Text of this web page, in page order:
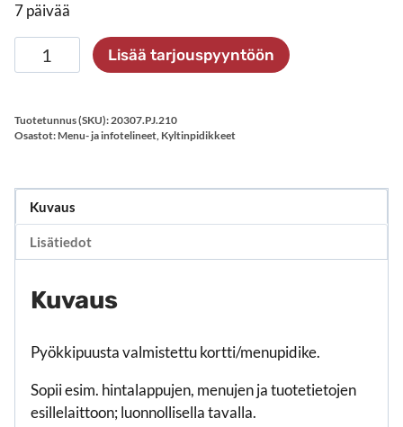
7 päivää
Puinen
korttipidike,
määrä
Lisää tarjouspyyntöön
Tuotetunnus (SKU):20307.PJ.210
Osastot: Menu- ja infotelineet, Kyltinpidikkeet
Kuvaus
Lisätiedot
Kuvaus
Pyökkipuusta valmistettu kortti/menupidike.
Sopii esim. hintalappujen, menujen ja tuotetietojen
esillelaittoon; luonnollisella tavalla.